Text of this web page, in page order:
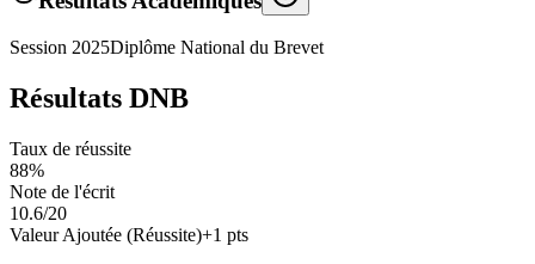
Session 2025Diplôme National du Brevet
Résultats DNB
Taux de réussite
88%
Note de l'écrit
10.6/20
Valeur Ajoutée (Réussite)+1 pts